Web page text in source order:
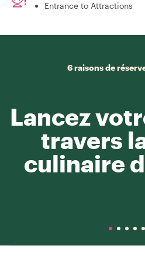
Entrance to Attractions
6 raisons de
Lancez
travers
culinaire